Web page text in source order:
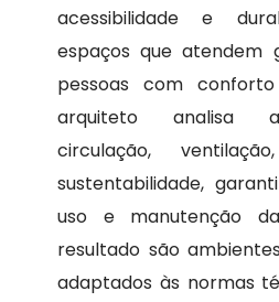
acessibilidade e
espaços que atendem
pessoas com
arquiteto analisa
circulação,
sustentabilidade,
uso e manutenção
resultado são
adaptados às normas